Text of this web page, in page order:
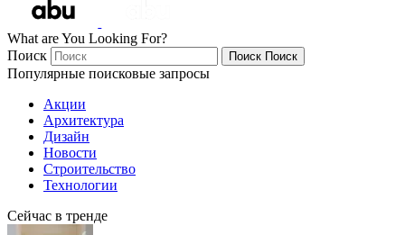
What are You Looking For?
Поиск
Поиск Поиск
Популярные поисковые запросы
Акции
Архитектура
Дизайн
Новости
Строительство
Технологии
Сейчас в тренде